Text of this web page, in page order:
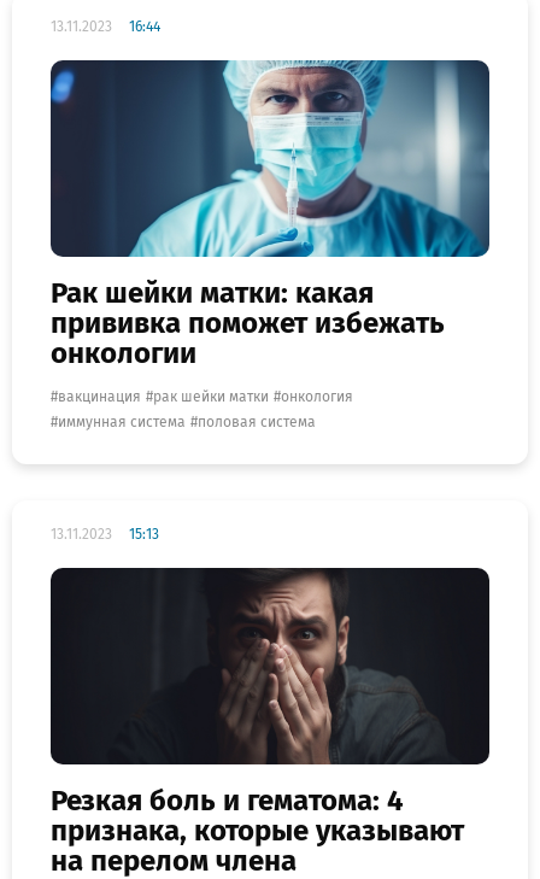
13.11.2023 16:44
Рак шейки матки: какая
прививка поможет избежать
онкологии
вакцинация рак шейки матки
онкология
иммунная система
половая система
13.11.2023 15:13
Резкая боль и гематома: 4
признака, которые указывают
на перелом члена